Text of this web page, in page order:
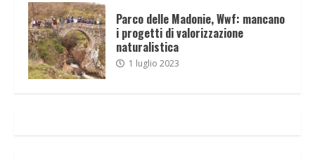
Parco delle Madonie, Wwf: mancano
i progetti di valorizzazione
naturalistica
1 luglio 2023